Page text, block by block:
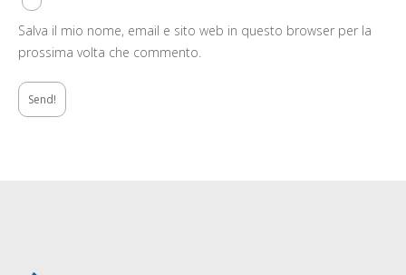
Salva il mio nome, email e sito web in questo browser per la
prossima volta che commento.